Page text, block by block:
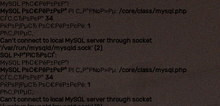
MySQL РћС€РёР±РєР°!
MySQL РѕС€РёР±РєР° РІ С„Р°Р№Р»Рµ: /core/class/mysql.php
СЃС‚СЂРѕРєР° 34
РќРѕРјРµСЂ РѕС€РёР±РєРё: 1
РћС‚РІРµС‚:
Can't connect to local MySQL server through socket
'/var/run/mysqld/mysqld.sock' (2)
SQL Р·Р°РїСЂРѕСЃ:
MySQL РћС€РёР±РєР°!
MySQL РѕС€РёР±РєР° РІ С„Р°Р№Р»Рµ: /core/class/mysql.php
СЃС‚СЂРѕРєР° 34
РќРѕРјРµСЂ РѕС€РёР±РєРё: 1
РћС‚РІРµС‚:
Can't connect to local MySQL server through socket